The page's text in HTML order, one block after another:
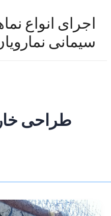
اجرای انواع
سیمانی
طراحی